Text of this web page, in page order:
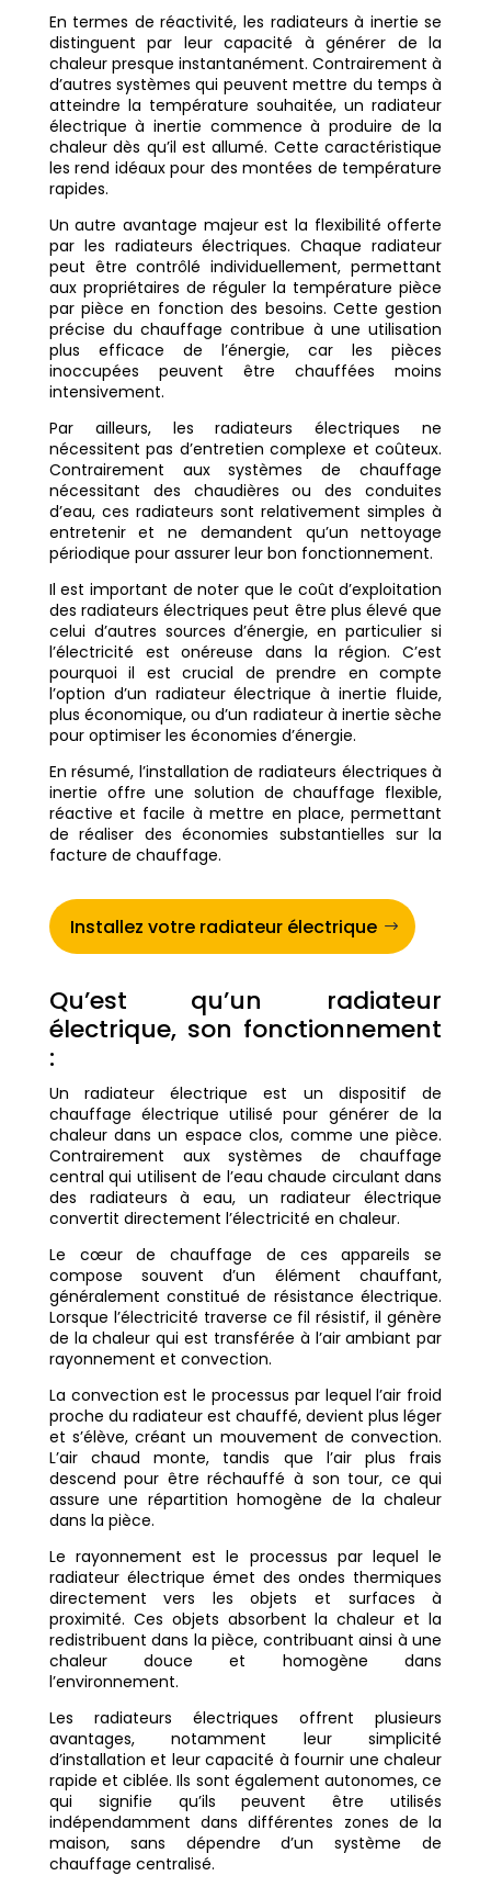
En termes de réactivité, les radiateurs à inertie se
distinguent par leur capacité à générer de la
chaleur presque instantanément. Contrairement à
d’autres systèmes qui peuvent mettre du temps à
atteindre la température souhaitée, un radiateur
électrique à inertie commence à produire de la
chaleur dès qu’il est allumé. Cette caractéristique
les rend idéaux pour des montées de température
rapides.
Un autre avantage majeur est la flexibilité offerte
par les radiateurs électriques. Chaque radiateur
peut être contrôlé individuellement, permettant
aux propriétaires de réguler la température pièce
par pièce en fonction des besoins. Cette gestion
précise du chauffage contribue à une utilisation
plus efficace de l’énergie, car les pièces
inoccupées peuvent être chauffées moins
intensivement.
Par ailleurs, les radiateurs électriques ne
nécessitent pas d’entretien complexe et coûteux.
Contrairement aux systèmes de chauffage
nécessitant des chaudières ou des conduites
d’eau, ces radiateurs sont relativement simples à
entretenir et ne demandent qu’un nettoyage
périodique pour assurer leur bon fonctionnement.
Il est important de noter que le coût d’exploitation
des radiateurs électriques peut être plus élevé que
celui d’autres sources d’énergie, en particulier si
l’électricité est onéreuse dans la région. C’est
pourquoi il est crucial de prendre en compte
l’option d’un radiateur électrique à inertie fluide,
plus économique, ou d’un radiateur à inertie sèche
pour optimiser les économies d’énergie.
En résumé, l’installation de radiateurs électriques à
inertie offre une solution de chauffage flexible,
réactive et facile à mettre en place, permettant
de réaliser des économies substantielles sur la
facture de chauffage.
Installez votre radiateur électrique
Qu’est qu’un radiateur
électrique, son fonctionnement
:
Un radiateur électrique est un dispositif de
chauffage électrique utilisé pour générer de la
chaleur dans un espace clos, comme une pièce.
Contrairement aux systèmes de chauffage
central qui utilisent de l’eau chaude circulant dans
des radiateurs à eau, un radiateur électrique
convertit directement l’électricité en chaleur.
Le cœur de chauffage de ces appareils se
compose souvent d’un élément chauffant,
généralement constitué de résistance électrique.
Lorsque l’électricité traverse ce fil résistif, il génère
de la chaleur qui est transférée à l’air ambiant par
rayonnement et convection.
La convection est le processus par lequel l’air froid
proche du radiateur est chauffé, devient plus léger
et s’élève, créant un mouvement de convection.
L’air chaud monte, tandis que l’air plus frais
descend pour être réchauffé à son tour, ce qui
assure une répartition homogène de la chaleur
dans la pièce.
Le rayonnement est le processus par lequel le
radiateur électrique émet des ondes thermiques
directement vers les objets et surfaces à
proximité. Ces objets absorbent la chaleur et la
redistribuent dans la pièce, contribuant ainsi à une
chaleur douce et homogène dans
l’environnement.
Les radiateurs électriques offrent plusieurs
avantages, notamment leur simplicité
d’installation et leur capacité à fournir une chaleur
rapide et ciblée. Ils sont également autonomes, ce
qui signifie qu’ils peuvent être utilisés
indépendamment dans différentes zones de la
maison, sans dépendre d’un système de
chauffage centralisé.